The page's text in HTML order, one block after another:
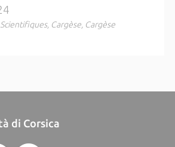
Cargèse, Cargèse
di Corsica